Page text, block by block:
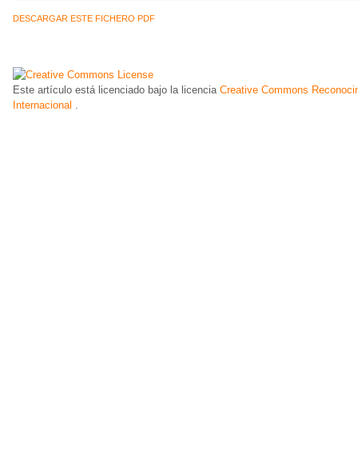
DESCARGAR ESTE FICHERO PDF
Este artículo está licenciado bajo la licencia Creative Commons
Internacional .